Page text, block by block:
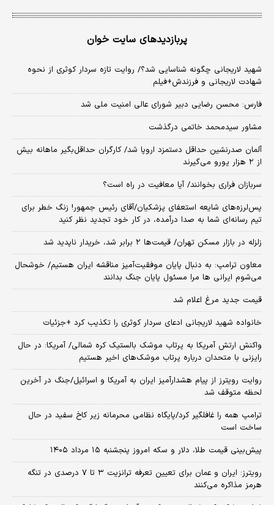
پربازدیدهای سایت خوان
شهید لاریجانی چگونه شناسایی شد؟/ روایت تازه سردار کوثری از نحوه
شهادت لاریجانی و فرزندش+فیلم
فارس: محسن رضایی دبیر شورای عالی امنیت ملی شد
مشاور سیدمحمد خاتمی درگذشت
آلمان صدرنشین حداقل دستمزد اروپا شد/ کارگران حداقل‌بگیر ماهانه بیش
از ۲ هزار یورو می‌گیرند
سربازان فراری بخوانند/ آیا معافیت در راه است؟
پس‌لرزه‌های شایعه استعفای پزشکیان/آقای رئیس جمهور! زنگ خطر برای
تیم رسانه‌ای شما به صدا درآمده، در کار خود تجدید نظر کنید
زلزله در بازار مسکن تهران/ قیمت‌ها ۲ برابر شد، خریدار ناپدید شد
معاون ترامپ: به دنبال پایان موفقیت‌آمیز مناقشه ایران هستیم/ خوشحال
می‌شوم ایرانی ها مرا مسئول پایان جنگ بدانند
قیمت جدید مرغ اعلام شد
خانواده شهید لاریجانی ادعای سردار کوثری را تکذیب کرد +جزئیات
واکنش ارتش آمریکا به پرتاب موشک بالستیک کره شمالی/ آمریکا: در حال
رایزنی با متحدان درباره پرتاب موشک‌های اخیر هستیم
روایت رویترز از پیام هشدارآمیز ایران به آمریکا و اسرائیل/جنگ در آخرین
لحظه متوقف شد
ترامپ همه را غافلگیر کرد/پایگاه نظامی محرمانه زیر کاخ سفید در حال
ساخت است
پیش‌بینی قیمت طلا، دلار و سکه امروز پنجشنبه ۱۵ مرداد ۱۴۰۵
رویترز: ایران و عمان برای تعیین تعرفه ترانزیت ۳ تا ۷ درصدی در تنگه
هرمز مذاکره می‌کنند